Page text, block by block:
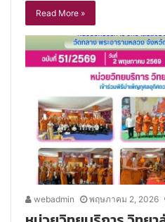
Read More »
webadmin พฤษภาคม 2, 2026